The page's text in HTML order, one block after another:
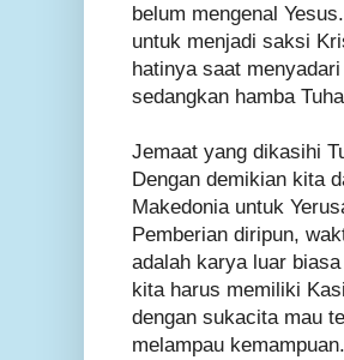
belum mengenal
untuk menjadi saksi
hatinya saat
sedangkan hamba
Jemaat yang dikasihi
Dengan demikian kita
Makedonia untuk
Pemberian diripun,
adalah karya luar
kita harus memiliki
dengan sukacita mau
melampau